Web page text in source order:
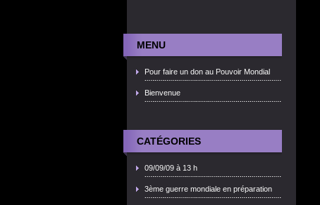
MENU
Pour faire un don au Pouvoir Mondial
Bienvenue
CATÉGORIES
09/09/09 à 13 h
3ème guerre mondiale en préparation